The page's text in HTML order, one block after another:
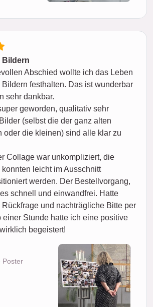
Bildern
Abschied wollte ich das Leben
Bildern festhalten. Das ist wunderbar
sehr dankbar.
geworden, qualitativ sehr
(selbst die der ganz alten
oder die kleinen) sind alle klar zu
Collage war unkompliziert, die
leicht im Ausschnitt
werden. Der Bestellvorgang,
schnell und einwandfrei. Hatte
Rückfrage und nachträgliche Bitte per
einer Stunde hatte ich eine positive
begeistert!
Poster